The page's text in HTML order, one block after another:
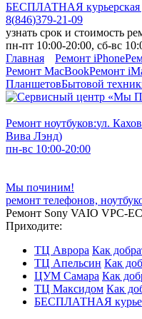
БЕСПЛАТНАЯ курьерская
8(846)379-21-09
узнать срок и стоимость
пн-пт 10:00-20:00, сб-вс
Главная
Ремонт iPhone
Ремонт MacBookРемонт
ПланшетовБытовой
Ремонт ноутбуков:ул.
Вива Лэнд)
пн-вс 10:00-20:00
Мы починим!
ремонт телефонов,
Ремонт Sony VAIO VPC-
Приходите:
ТЦ Аврора Как
ТЦ Апельсин Как
ЦУМ Самара Как
ТЦ Максидом Как
БЕСПЛАТНАЯ